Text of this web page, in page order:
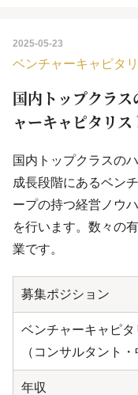
2025-05-23
ベンチャーキャピタ
国内トップクラ
ャーキャピタリ
国内トップクラスの
成長段階にあるベン
ープの持つ経営ノウ
を行います。数々の
業です。
募集ポジション
ベンチャーキャピタ
（コンサルタント・
年収